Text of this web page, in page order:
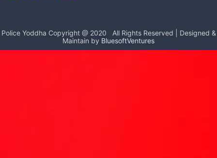
e
b
o
d
l
e
Police Yoddha Copyright @ 2020
All Rights Reserved | Designed &
Maintain by BluesoftVentures